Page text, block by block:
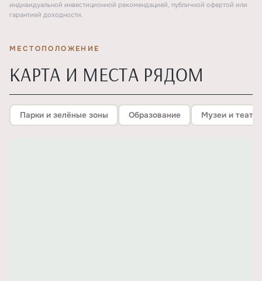
индивидуальной инвестиционной рекомендацией, публичной офертой или
гарантией доходности.
МЕСТОПОЛОЖЕНИЕ
КАРТА И МЕСТА РЯДОМ
Парки и зелёные зоны Образование Музеи и